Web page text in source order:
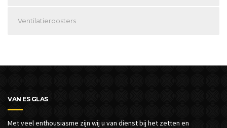
Ventilatieroosters
VAN ES GLAS
Met veel enthousiasme zijn wij u van dienst bij het zetten en